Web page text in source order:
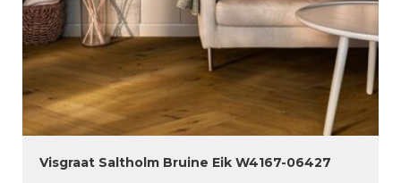
Visgraat Saltholm Bruine Eik W4167-06427